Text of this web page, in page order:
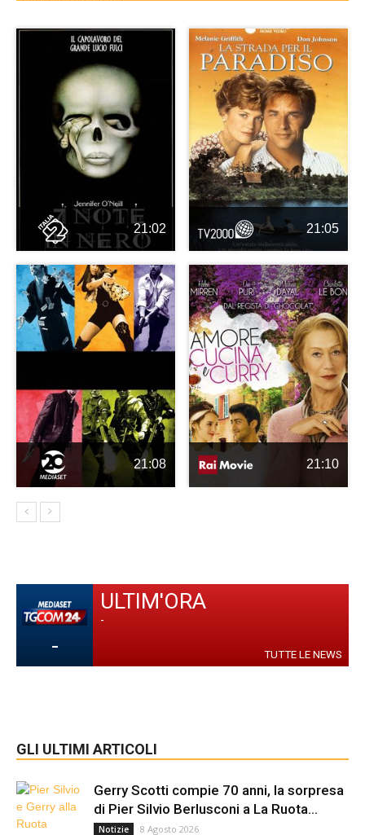
21:02 21:05
21:08 21:10
-
ULTIM'ORA
-
TUTTE LE NEWS
GLI ULTIMI ARTICOLI
Gerry Scotti compie 70 anni, la sorpresa
di Pier Silvio Berlusconi a La Ruota...
Notizie 8 Agosto 2026